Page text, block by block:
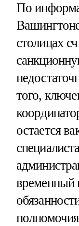
По
столицах
того,
остается